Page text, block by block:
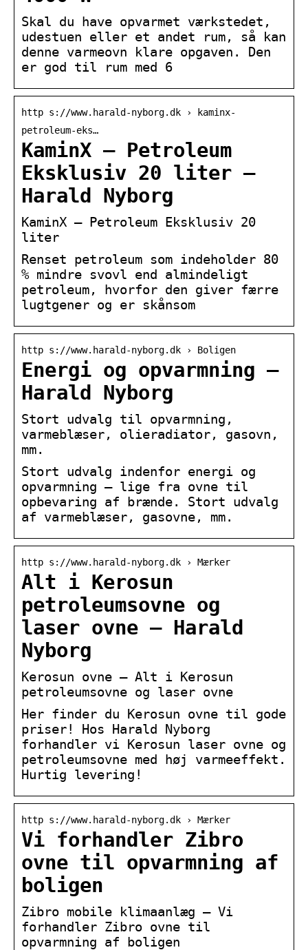
Skal du have opvarmet værkstedet,
udestuen eller et andet rum, så kan
denne varmeovn klare opgaven. Den
er god til rum med 6
http s://www.harald-nyborg.dk › kaminx-
petroleum-eks…
KaminX – Petroleum
Eksklusiv 20 liter –
Harald Nyborg
KaminX – Petroleum Eksklusiv 20
liter
Renset petroleum som indeholder 80
% mindre svovl end almindeligt
petroleum, hvorfor den giver færre
lugtgener og er skånsom
http s://www.harald-nyborg.dk › Boligen
Energi og opvarmning –
Harald Nyborg
Stort udvalg til opvarmning,
varmeblæser, olieradiator, gasovn,
mm.
Stort udvalg indenfor energi og
opvarmning – lige fra ovne til
opbevaring af brænde. Stort udvalg
af varmeblæser, gasovne, mm.
http s://www.harald-nyborg.dk › Mærker
Alt i Kerosun
petroleumsovne og
laser ovne – Harald
Nyborg
Kerosun ovne – Alt i Kerosun
petroleumsovne og laser ovne
Her finder du Kerosun ovne til gode
priser! Hos Harald Nyborg
forhandler vi Kerosun laser ovne og
petroleumsovne med høj varmeeffekt.
Hurtig levering!
http s://www.harald-nyborg.dk › Mærker
Vi forhandler Zibro
ovne til opvarmning af
boligen
Zibro mobile klimaanlæg – Vi
forhandler Zibro ovne til
opvarmning af boligen